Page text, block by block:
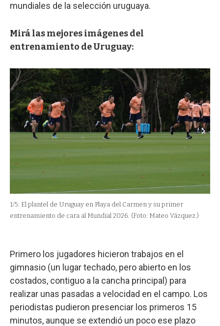
mundiales de la selección uruguaya.
Mirá las mejores imágenes del
entrenamiento de Uruguay:
1/5: El plantel de Uruguay en Playa del Carmen y su primer
entrenamiento de cara al Mundial 2026. (Foto: Mateo Vázquez.)
Primero los jugadores hicieron trabajos en el
gimnasio (un lugar techado, pero abierto en los
costados, contiguo a la cancha principal) para
realizar unas pasadas a velocidad en el campo. Los
periodistas pudieron presenciar los primeros 15
minutos, aunque se extendió un poco ese plazo